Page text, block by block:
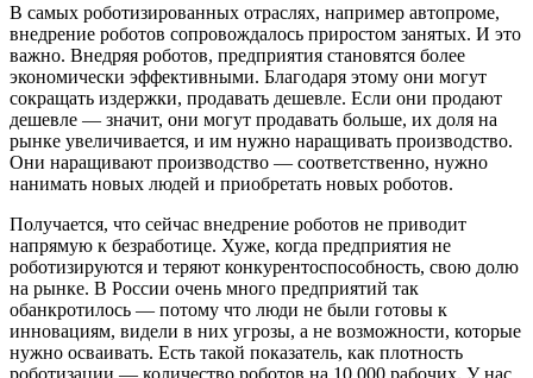
В самых роботизированных отраслях, например автопроме,
внедрение роботов сопровождалось приростом занятых. И это
важно. Внедряя роботов, предприятия становятся более
экономически эффективными. Благодаря этому они могут
сокращать издержки, продавать дешевле. Если они продают
дешевле — значит, они могут продавать больше, их доля на
рынке увеличивается, и им нужно наращивать производство.
Они наращивают производство — соответственно, нужно
нанимать новых людей и приобретать новых роботов.
Получается, что сейчас внедрение роботов не приводит
напрямую к безработице. Хуже, когда предприятия не
роботизируются и теряют конкурентоспособность, свою долю
на рынке. В России очень много предприятий так
обанкротилось — потому что люди не были готовы к
инновациям, видели в них угрозы, а не возможности, которые
нужно осваивать. Есть такой показатель, как плотность
роботизации — количество роботов на 10 000 рабочих. У нас